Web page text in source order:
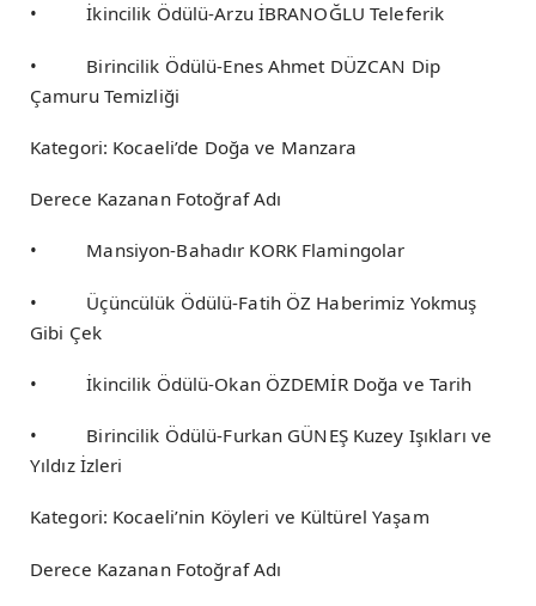
• İkincilik Ödülü-Arzu İBRANOĞLU Teleferik
• Birincilik Ödülü-Enes Ahmet DÜZCAN Dip
Çamuru Temizliği
Kategori: Kocaeli’de Doğa ve Manzara
Derece Kazanan Fotoğraf Adı
• Mansiyon-Bahadır KORK Flamingolar
• Üçüncülük Ödülü-Fatih ÖZ Haberimiz Yokmuş
Gibi Çek
• İkincilik Ödülü-Okan ÖZDEMİR Doğa ve Tarih
• Birincilik Ödülü-Furkan GÜNEŞ Kuzey Işıkları ve
Yıldız İzleri
Kategori: Kocaeli’nin Köyleri ve Kültürel Yaşam
Derece Kazanan Fotoğraf Adı